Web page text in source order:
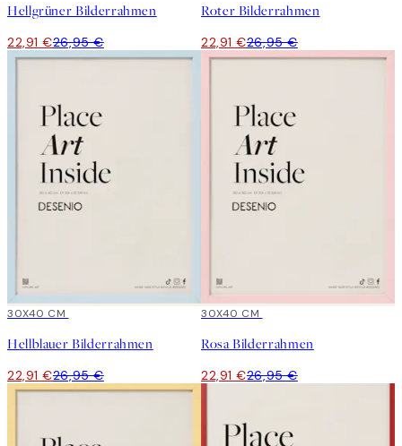
Hellgrüner Bilderrahmen
22,91 €26,95 €
Roter Bilderrahmen
22,91 €26,95 €
15%*
30X40 CM
Hellblauer Bilderrahmen
22,91 €26,95 €
15%*
30X40 CM
Rosa Bilderrahmen
22,91 €26,95 €